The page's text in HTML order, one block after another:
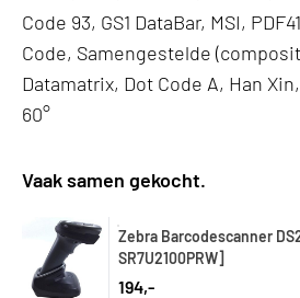
Code 93, GS1 DataBar, MSI,
Code, Samengestelde
Datamatrix, Dot Code A, Han
60°
Vaak samen gekocht.
Zebra Barcodescanner
SR7U2100PRW]
194,-